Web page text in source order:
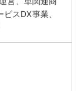
スDX事業、